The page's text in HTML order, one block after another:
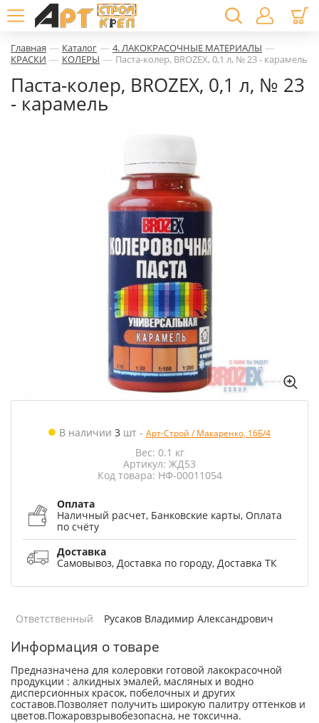
Главная — Каталог — 4. ЛАКОКРАСОЧНЫЕ МАТЕРИАЛЫ —
КРАСКИ — КОЛЕРЫ — Паста-колер, BROZEX, 0,1 л, № 23 - карамель
Паста-колер, BROZEX, 0,1 л, № 23
- карамель
В наличии 3 шт - Арт-Строй / Макаренко, 16Б/4
Вес: 0.1 кг
Артикул: ЖД53
Код товара: НФ-00011054
Оплата
Наличный расчет, Банковские карты, Оплата
по счёту
Доставка
Самовывоз, Доставка по городу, Доставка ТК
Ответственный Русаков Владимир Александрович
Информация о товаре
Предназначена для колеровки готовой лакокрасочной
продукции : алкидных эмалей, масляных и водно
дисперсионных красок, побелочных и других
составов.Позволяет получить широкую палитру оттенков и
цветов.Пожаровзрывобезопасна, не токсична.